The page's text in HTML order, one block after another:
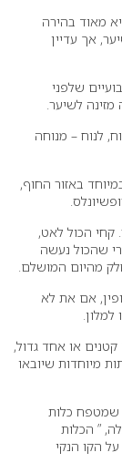
מאוד בהירה
אך עדיין
שלפני
לשיער.
לנוח – מנוחה
באזור החוף,
קחי הכול לאט,
שהכול נעשה
מהיום המושלם.
אם את לא
קטנים או אחד גדול,
מיוחדות שיובאו
שמטפח כלות
” הכלות
הקו הנקי